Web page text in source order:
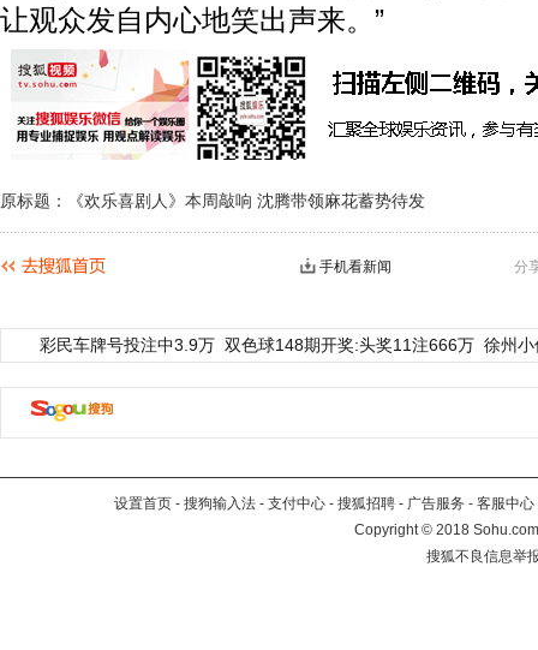
让观众发自内心地笑出声来。”
原标题：《欢乐喜剧人》本周敲响 沈腾带领麻花蓄势待发
分
手机看新闻
彩民车牌号投注中3.9万 双色球148期开奖:头奖11注666万 徐州
设置首页 - 搜狗输入法 - 支付中心 - 搜狐招聘 - 广告服务 - 客服中心
Copyright©2018
搜狐不良信息举